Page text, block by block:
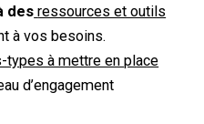
des ressources et outils
à vos besoins.
types à mettre en place
d’engagement